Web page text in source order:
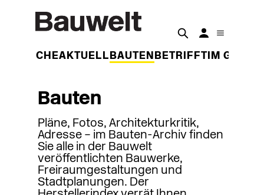
WOCHEAKTUELL BAUTEN BETRIFFT IM
Bauten
Pläne, Fotos, Architekturkritik,
Adresse – im Bauten-Archiv finden
Sie alle in der Bauwelt
veröffentlichten Bauwerke,
Freiraumgestaltungen und
Stadtplanungen. Der